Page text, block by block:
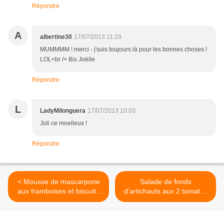
Répondre
A albertine30 17/07/2013 11:29
MUMMMM ! merci - j'suis toujours là pour les bonnes choses !
LOL<br /> Bis Joëlle
Répondre
L LadyMilonguera 17/07/2013 10:03
Joli ce moelleux !
Répondre
< Mousse de mascarpone
aux framboises et biscuits
roses
Salade de fonds
d’artichauts aux 2 tomates
et parmesan >